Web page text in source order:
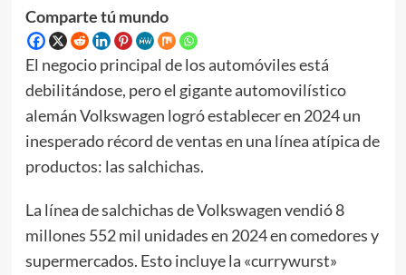
Comparte tú mundo
El negocio principal de los automóviles está
debilitándose, pero el gigante automovilístico
alemán Volkswagen logró establecer en 2024 un
inesperado récord de ventas en una línea atípica de
productos: las salchichas.
La línea de salchichas de Volkswagen vendió 8
millones 552 mil unidades en 2024 en comedores y
supermercados. Esto incluye la «currywurst»